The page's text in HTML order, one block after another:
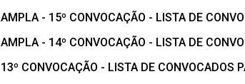
AMPLA - 15º CONVOCAÇÃO - LISTA DE
AMPLA - 14º CONVOCAÇÃO - LISTA DE
13º CONVOCAÇÃO - LISTA DE CONVOCADOS